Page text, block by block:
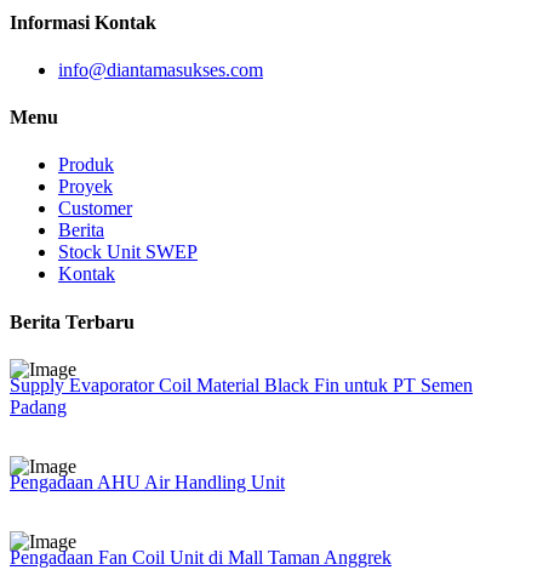
Informasi Kontak
info@diantamasukses.com
Menu
Produk
Proyek
Customer
Berita
Stock Unit SWEP
Kontak
Berita Terbaru
Supply Evaporator Coil Material Black Fin untuk PT Semen
Padang
Pengadaan AHU Air Handling Unit
Pengadaan Fan Coil Unit di Mall Taman Anggrek